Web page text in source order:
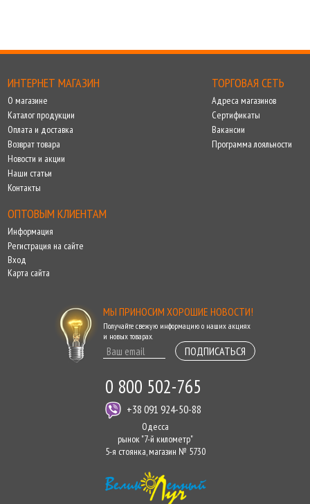
ИНТЕРНЕТ МАГАЗИН
О магазине
Каталог продукции
Оплата и доставка
Возврат товара
Новости и акции
Наши статьи
Контакты
ТОРГОВАЯ СЕТЬ
Адреса магазинов
Сертификаты
Вакансии
Программа лояльности
ОПТОВЫМ КЛИЕНТАМ
Информация
Регистрация на сайте
Вход
Карта сайта
МЫ ПРИНОСИМ ХОРОШИЕ НОВОСТИ!
Получайте свежую информацию о наших акциях
и новых товарах.
ПОДПИСАТЬСЯ
0 800 502-765
+38 091 924-50-88
Одесса
рынок "7-й километр"
5-я стоянка, магазин № 5730